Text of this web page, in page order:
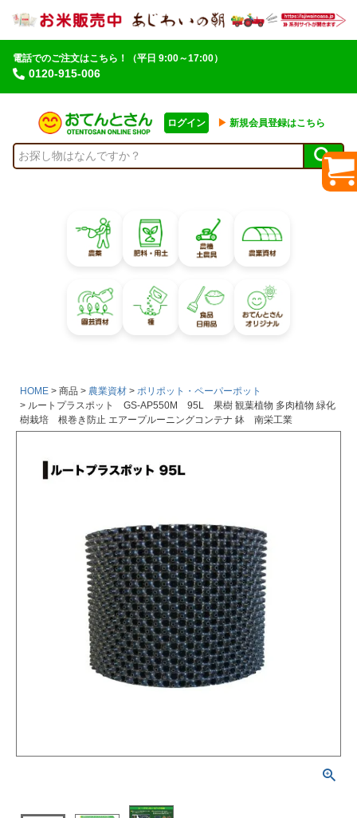
電話でのご注文はこちら！
0120-915-006
（平日 9:00～17:00）
ログイン ▶︎ 新規会員登録はこちら
HOME 商品 農業資材
ポリポット・ペーパーポット
ルートプラスポット GS-AP550M 95L 果樹 観葉植物 多肉植物 緑化
樹栽培 根巻き防止 エアープルーニングコンテナ 鉢 南栄工業